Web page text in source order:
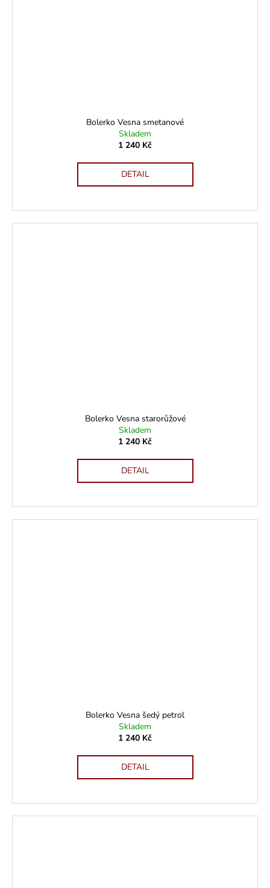
Bolerko Vesna smetanové
Skladem
1 240 Kč
DETAIL
Bolerko Vesna starorůžové
Skladem
1 240 Kč
DETAIL
Bolerko Vesna šedý petrol
Skladem
1 240 Kč
DETAIL